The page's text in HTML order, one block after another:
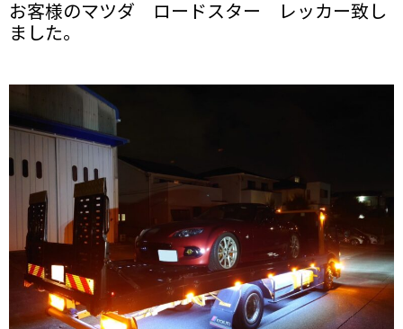
お客様のマツダ ロードスター レッカー致し
ました。